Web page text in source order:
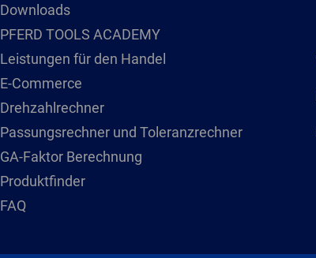
Downloads
PFERD TOOLS ACADEMY
Leistungen für den Handel
E-Commerce
Drehzahlrechner
Passungsrechner und Toleranzrechner
GA-Faktor Berechnung
Produktfinder
FAQ